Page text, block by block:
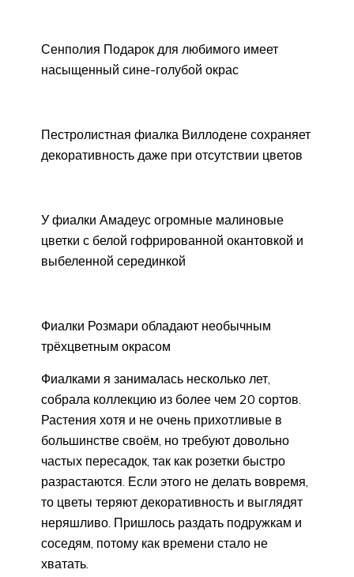
Сенполия Подарок для любимого имеет
насыщенный сине-голубой окрас
Пестролистная фиалка Виллодене сохраняет
декоративность даже при отсутствии цветов
У фиалки Амадеус огромные малиновые
цветки с белой гофрированной окантовкой и
выбеленной серединкой
Фиалки Розмари обладают необычным
трёхцветным окрасом
Фиалками я занималась несколько лет,
собрала коллекцию из более чем 20 сортов.
Растения хотя и не очень прихотливые в
большинстве своём, но требуют довольно
частых пересадок, так как розетки быстро
разрастаются. Если этого не делать вовремя,
то цветы теряют декоративность и выглядят
неряшливо. Пришлось раздать подружкам и
соседям, потому как времени стало не
хватать.